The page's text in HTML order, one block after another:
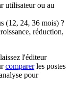
utilisateur ou au
(12, 24, 36 mois) ?
réduction,
l'éditeur
comparerles postes
pour